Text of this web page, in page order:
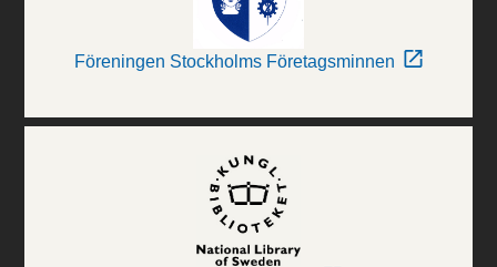
Föreningen Stockholms Företagsminnen